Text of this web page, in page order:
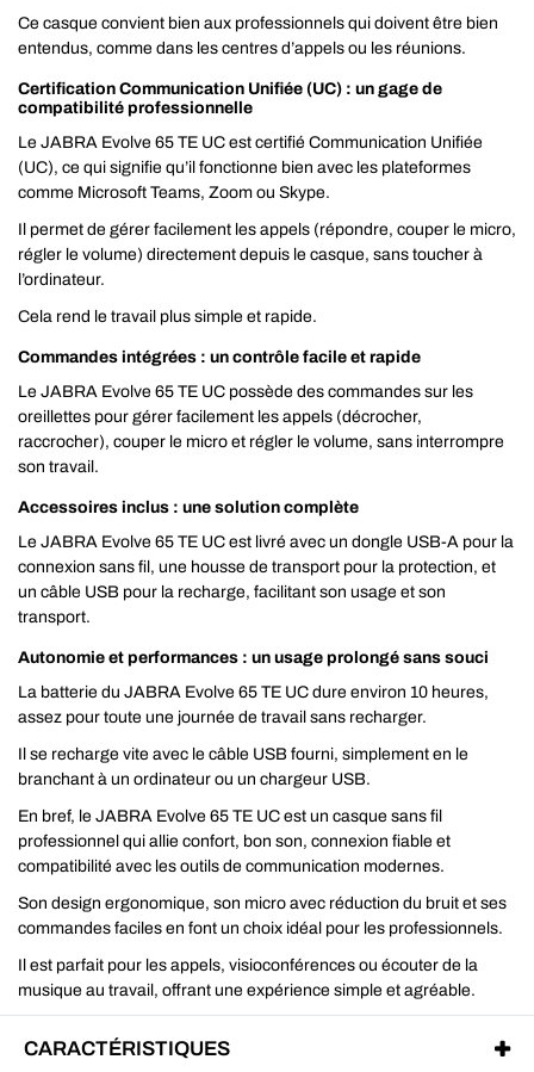
Ce casque convient bien aux professionnels qui doivent être bien
entendus, comme dans les centres d’appels ou les réunions.
Certification Communication Unifiée (UC) : un gage de
compatibilité professionnelle
Le JABRA Evolve 65 TE UC est certifié Communication Unifiée
(UC), ce qui signifie qu’il fonctionne bien avec les plateformes
comme Microsoft Teams, Zoom ou Skype.
Il permet de gérer facilement les appels (répondre, couper le micro,
régler le volume) directement depuis le casque, sans toucher à
l’ordinateur.
Cela rend le travail plus simple et rapide.
Commandes intégrées : un contrôle facile et rapide
Le JABRA Evolve 65 TE UC possède des commandes sur les
oreillettes pour gérer facilement les appels (décrocher,
raccrocher), couper le micro et régler le volume, sans interrompre
son travail.
Accessoires inclus : une solution complète
Le JABRA Evolve 65 TE UC est livré avec un dongle USB-A pour la
connexion sans fil, une housse de transport pour la protection, et
un câble USB pour la recharge, facilitant son usage et son
transport.
Autonomie et performances : un usage prolongé sans souci
La batterie du JABRA Evolve 65 TE UC dure environ 10 heures,
assez pour toute une journée de travail sans recharger.
Il se recharge vite avec le câble USB fourni, simplement en le
branchant à un ordinateur ou un chargeur USB.
En bref, le JABRA Evolve 65 TE UC est un casque sans fil
professionnel qui allie confort, bon son, connexion fiable et
compatibilité avec les outils de communication modernes.
Son design ergonomique, son micro avec réduction du bruit et ses
commandes faciles en font un choix idéal pour les professionnels.
Il est parfait pour les appels, visioconférences ou écouter de la
musique au travail, offrant une expérience simple et agréable.
CARACTÉRISTIQUES